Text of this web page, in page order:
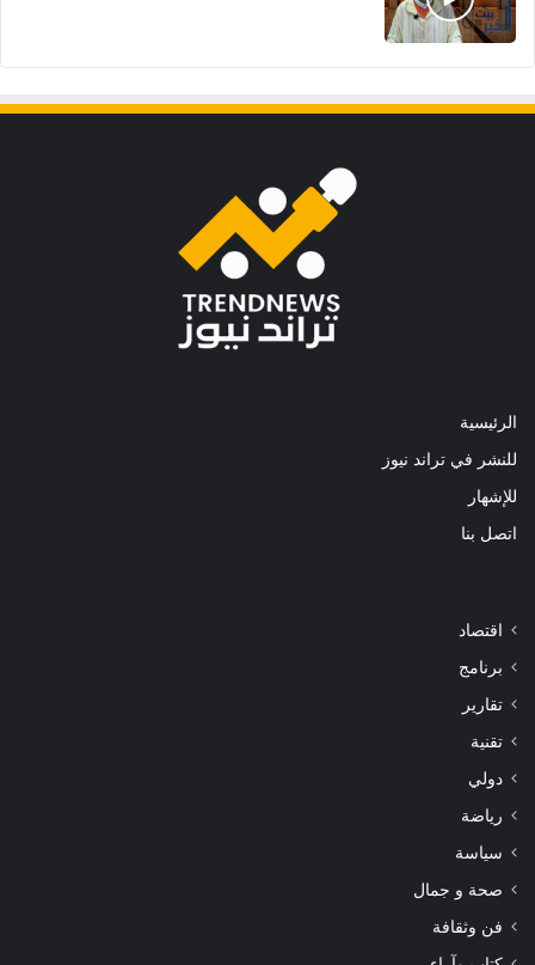
الرئيسية
للنشر في تراند نيوز
للإشهار
اتصل بنا
اقتصاد
برنامج
تقارير
تقنية
دولي
رياضة
سياسة
صحة و جمال
فن وثقافة